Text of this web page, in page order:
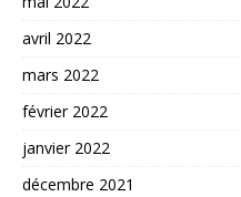
avril 2022
mars 2022
février 2022
janvier 2022
décembre 2021